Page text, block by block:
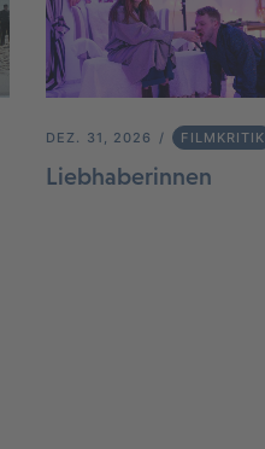
DEZ. 31, 2026 FILMKRITIK
Liebhaberinnen